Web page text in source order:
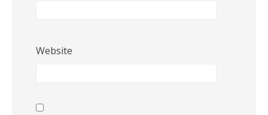
Website